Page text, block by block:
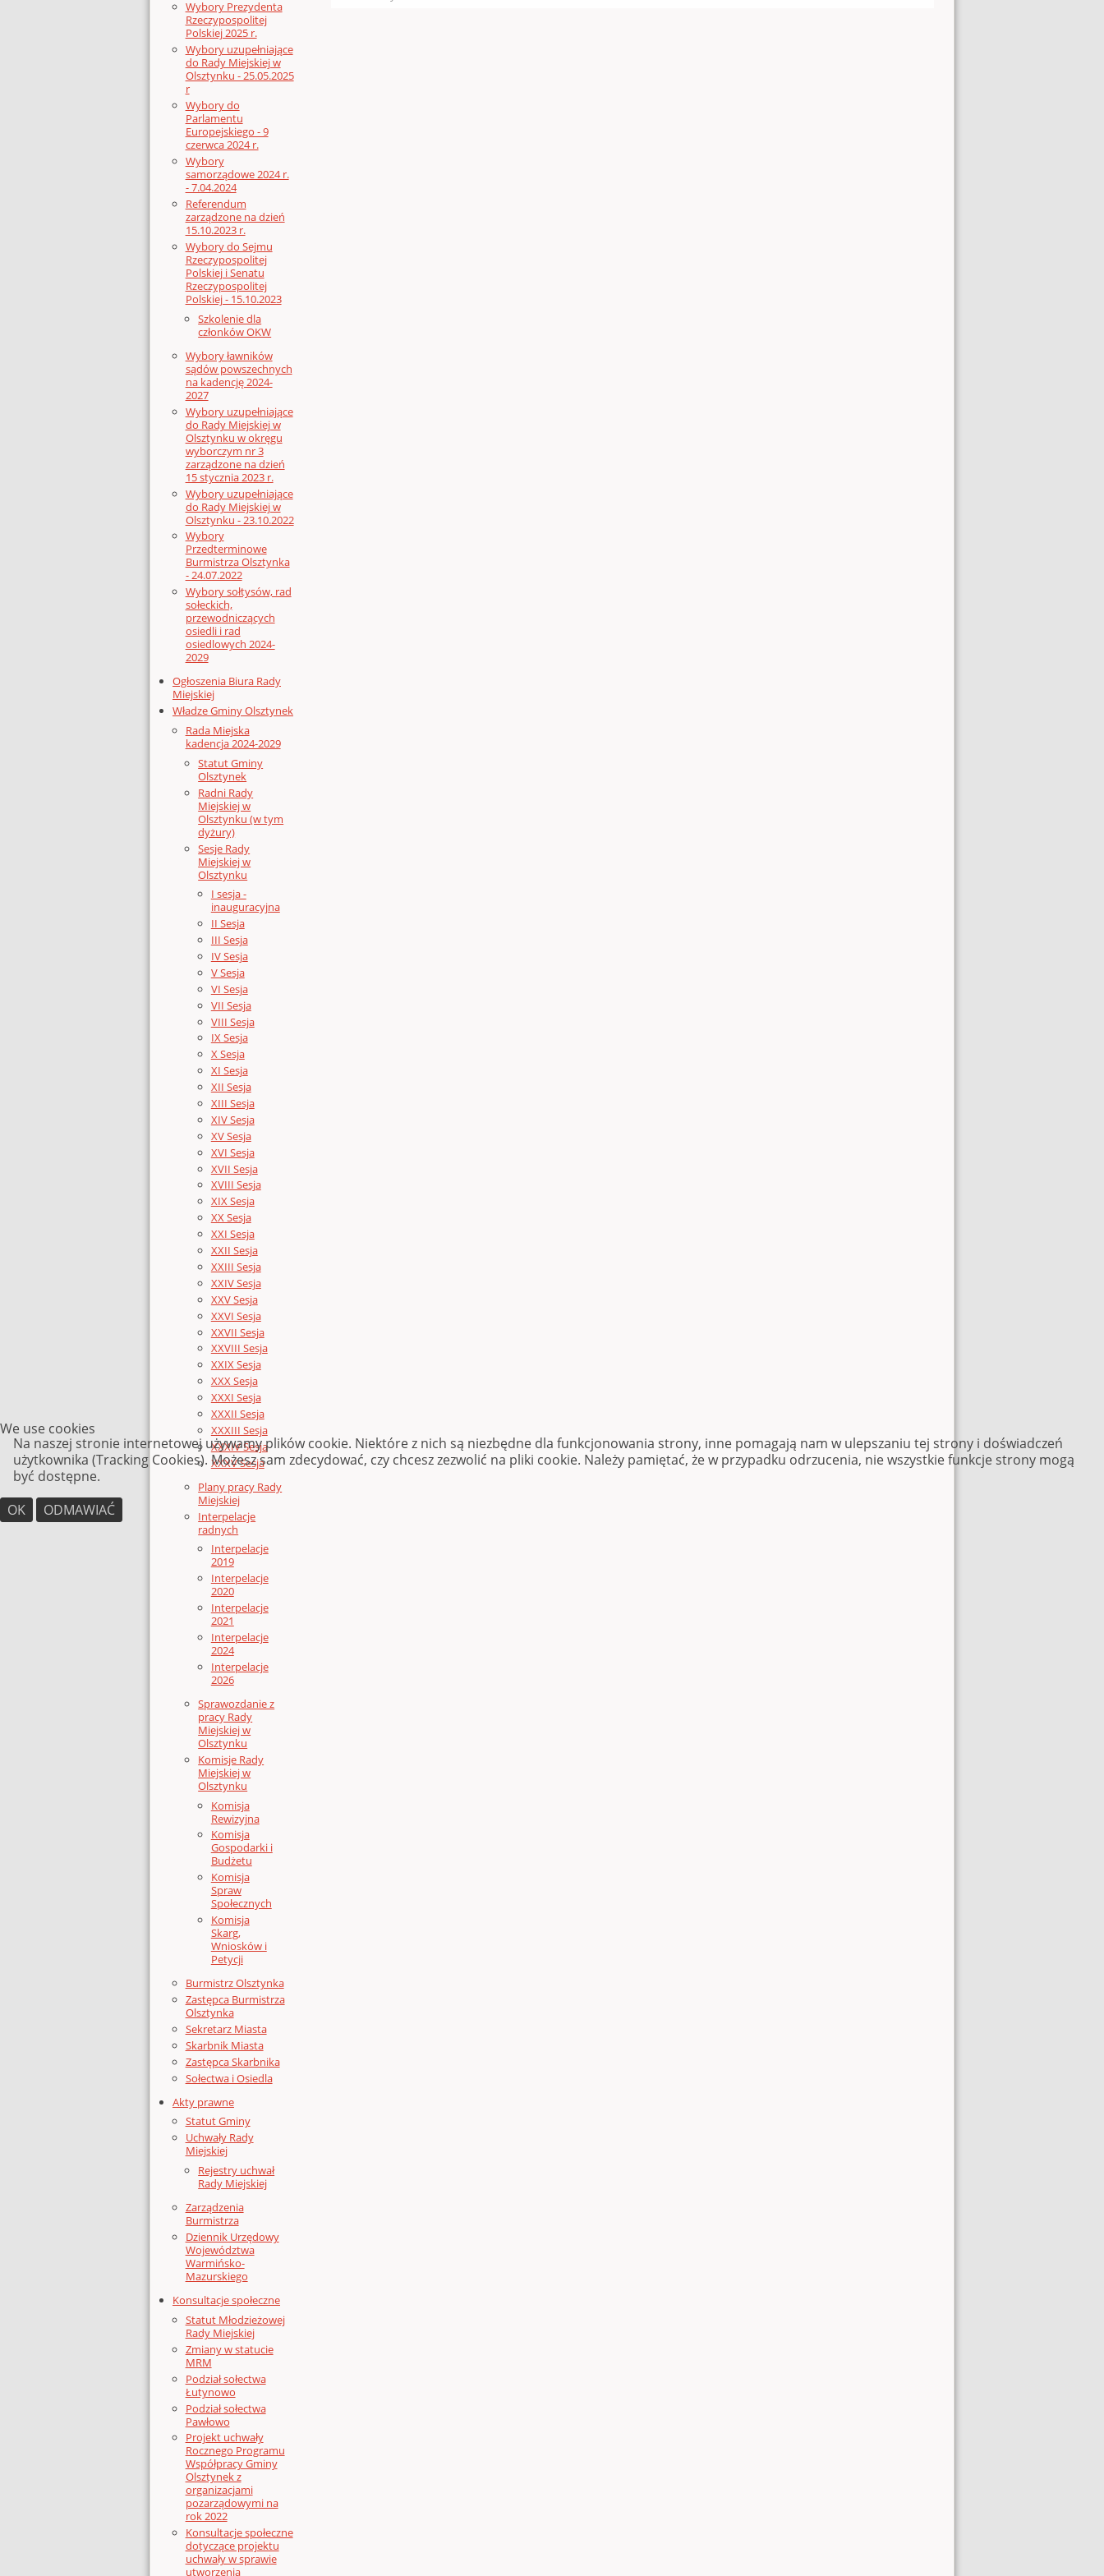
Wybory Prezydenta
Rzeczypospolitej
Polskiej 2025 r.
Wybory uzupełniające
do Rady Miejskiej w
Olsztynku - 25.05.2025
r
Wybory do
Parlamentu
Europejskiego - 9
czerwca 2024 r.
Wybory
samorządowe 2024 r.
- 7.04.2024
Referendum
zarządzone na dzień
15.10.2023 r.
Wybory do Sejmu
Rzeczypospolitej
Polskiej i Senatu
Rzeczypospolitej
Polskiej - 15.10.2023
Szkolenie dla
członków OKW
Wybory ławników
sądów powszechnych
na kadencję 2024-
2027
Wybory uzupełniające
do Rady Miejskiej w
Olsztynku w okręgu
wyborczym nr 3
zarządzone na dzień
15 stycznia 2023 r.
Wybory uzupełniające
do Rady Miejskiej w
Olsztynku - 23.10.2022
Wybory
Przedterminowe
Burmistrza Olsztynka
- 24.07.2022
Wybory sołtysów, rad
sołeckich,
przewodniczących
osiedli i rad
osiedlowych 2024-
2029
Ogłoszenia Biura Rady
Miejskiej
Władze Gminy Olsztynek
Rada Miejska
kadencja 2024-2029
Statut Gminy
Olsztynek
Radni Rady
Miejskiej w
Olsztynku (w tym
dyżury)
Sesje Rady
Miejskiej w
Olsztynku
I sesja -
inauguracyjna
II Sesja
III Sesja
IV Sesja
V Sesja
VI Sesja
VII Sesja
VIII Sesja
IX Sesja
X Sesja
XI Sesja
XII Sesja
XIII Sesja
XIV Sesja
XV Sesja
XVI Sesja
XVII Sesja
XVIII Sesja
XIX Sesja
XX Sesja
XXI Sesja
XXII Sesja
XXIII Sesja
XXIV Sesja
XXV Sesja
XXVI Sesja
XXVII Sesja
XXVIII Sesja
XXIX Sesja
XXX Sesja
XXXI Sesja
XXXII Sesja
XXXIII Sesja
XXXIV Sesja
XXXV Sesja
Plany pracy Rady
Miejskiej
Interpelacje
radnych
Interpelacje
2019
Interpelacje
2020
Interpelacje
2021
Interpelacje
2024
Interpelacje
2026
Sprawozdanie z
pracy Rady
Miejskiej w
Olsztynku
Komisje Rady
Miejskiej w
Olsztynku
Komisja
Rewizyjna
Komisja
Gospodarki i
Budżetu
Komisja
Spraw
Społecznych
Komisja
Skarg,
Wniosków i
Petycji
Burmistrz Olsztynka
Zastępca Burmistrza
Olsztynka
Sekretarz Miasta
Skarbnik Miasta
Zastępca Skarbnika
Sołectwa i Osiedla
Akty prawne
Statut Gminy
Uchwały Rady
Miejskiej
Rejestry uchwał
Rady Miejskiej
Zarządzenia
Burmistrza
Dziennik Urzędowy
Województwa
Warmińsko-
Mazurskiego
Konsultacje społeczne
Statut Młodzieżowej
Rady Miejskiej
Zmiany w statucie
MRM
Podział sołectwa
Łutynowo
Podział sołectwa
Pawłowo
Projekt uchwały
Rocznego Programu
Współpracy Gminy
Olsztynek z
organizacjami
pozarządowymi na
rok 2022
Konsultacje społeczne
dotyczące projektu
uchwały w sprawie
utworzenia
We use cookies
Na naszej stronie internetowej używamy plików cookie. Niektóre z nich są niezbędne dla funkcjonowania strony, inne pomagają nam w ulepszaniu tej strony i doświadczeń
użytkownika (Tracking Cookies). Możesz sam zdecydować, czy chcesz zezwolić na pliki cookie. Należy pamiętać, że w przypadku odrzucenia, nie wszystkie funkcje strony mogą
być dostępne.
OK
ODMAWIAĆ